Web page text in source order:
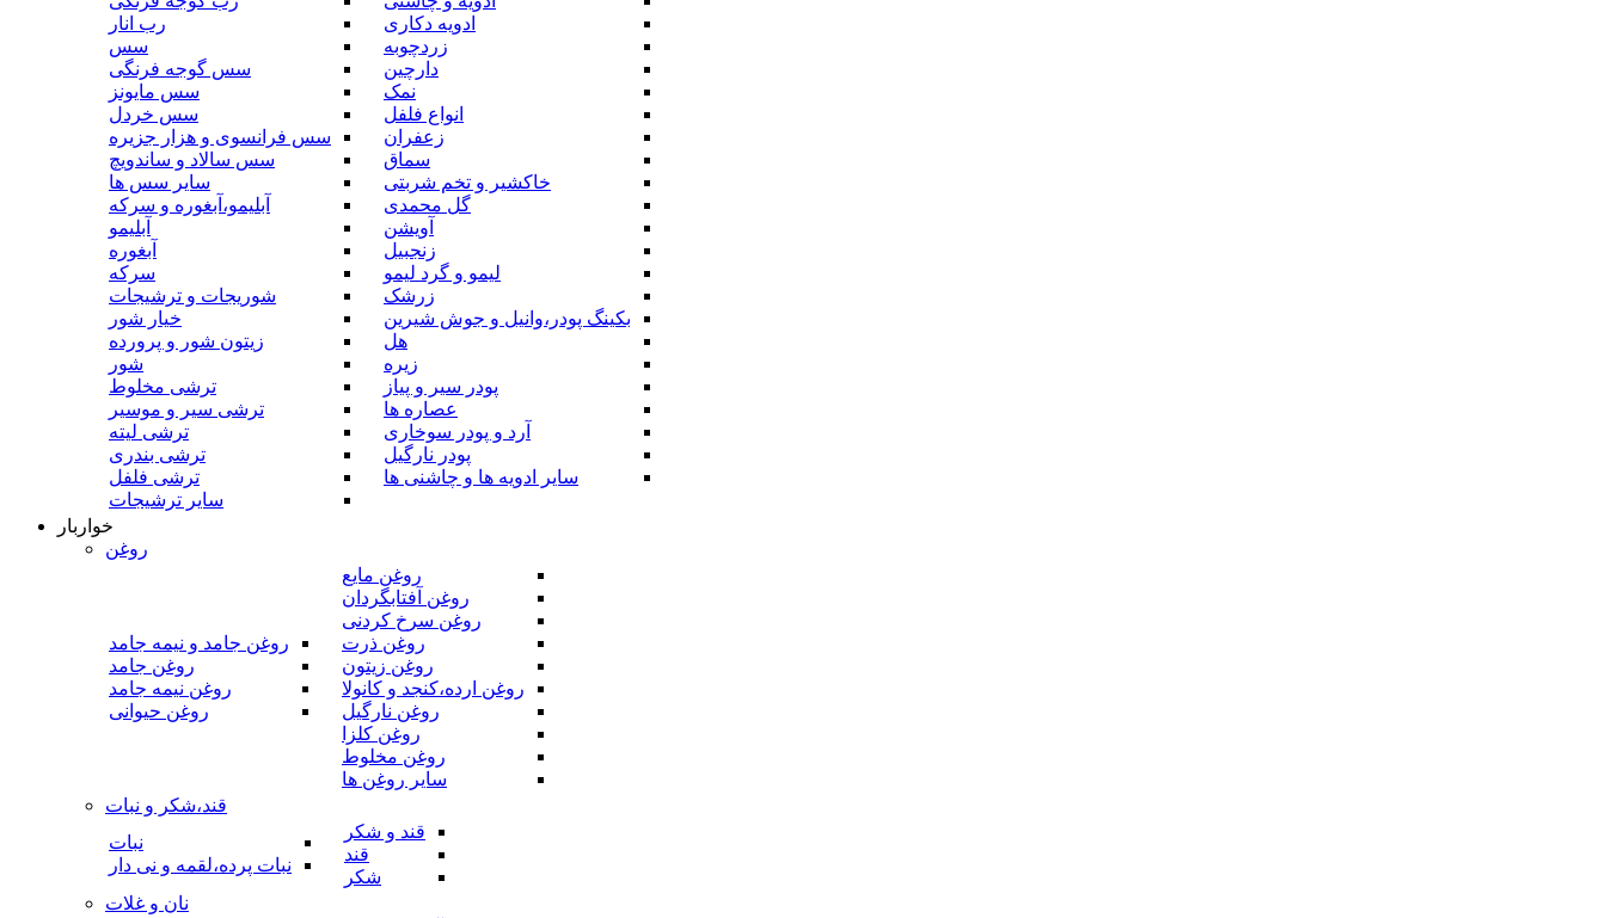
ادویه دکاری
زردچوبه
دارچین
نمک
انواع فلفل
زعفران
سماق
خاکشیر و تخم شربتی
گل محمدی
آویشن
زنجبیل
لیمو و گرد لیمو
زرشک
بکینگ پودر،وانیل و جوش شیرین
هل
زیره
پودر سیر و پیاز
عصاره ها
آرد و پودر سوخاری
پودر نارگیل
سایر ادویه ها و چاشنی ها
رب انار
سس
سس گوجه فرنگی
سس مایونز
سس خردل
سس فرانسوی و هزار جزیره
سس سالاد و ساندویچ
سایر سس ها
آبلیمو،آبغوره و سرکه
آبلیمو
آبغوره
سرکه
شوریجات و ترشیجات
خیار شور
زیتون شور و پرورده
شور
ترشی مخلوط
ترشی سیر و موسیر
ترشی لیته
ترشی بندری
ترشی فلفل
سایر ترشیجات
خواربار
روغن
روغن مایع
روغن آفتابگردان
روغن سرخ کردنی
روغن ذرت
روغن زیتون
روغن ارده،کنجد و کانولا
روغن نارگیل
روغن کلزا
روغن مخلوط
سایر روغن ها
روغن جامد و نیمه جامد
روغن جامد
روغن نیمه جامد
روغن حیوانی
قند،شکر و نبات
قند و شکر
قند
شکر
نبات
نبات پرده،لقمه و نی دار
نان و غلات